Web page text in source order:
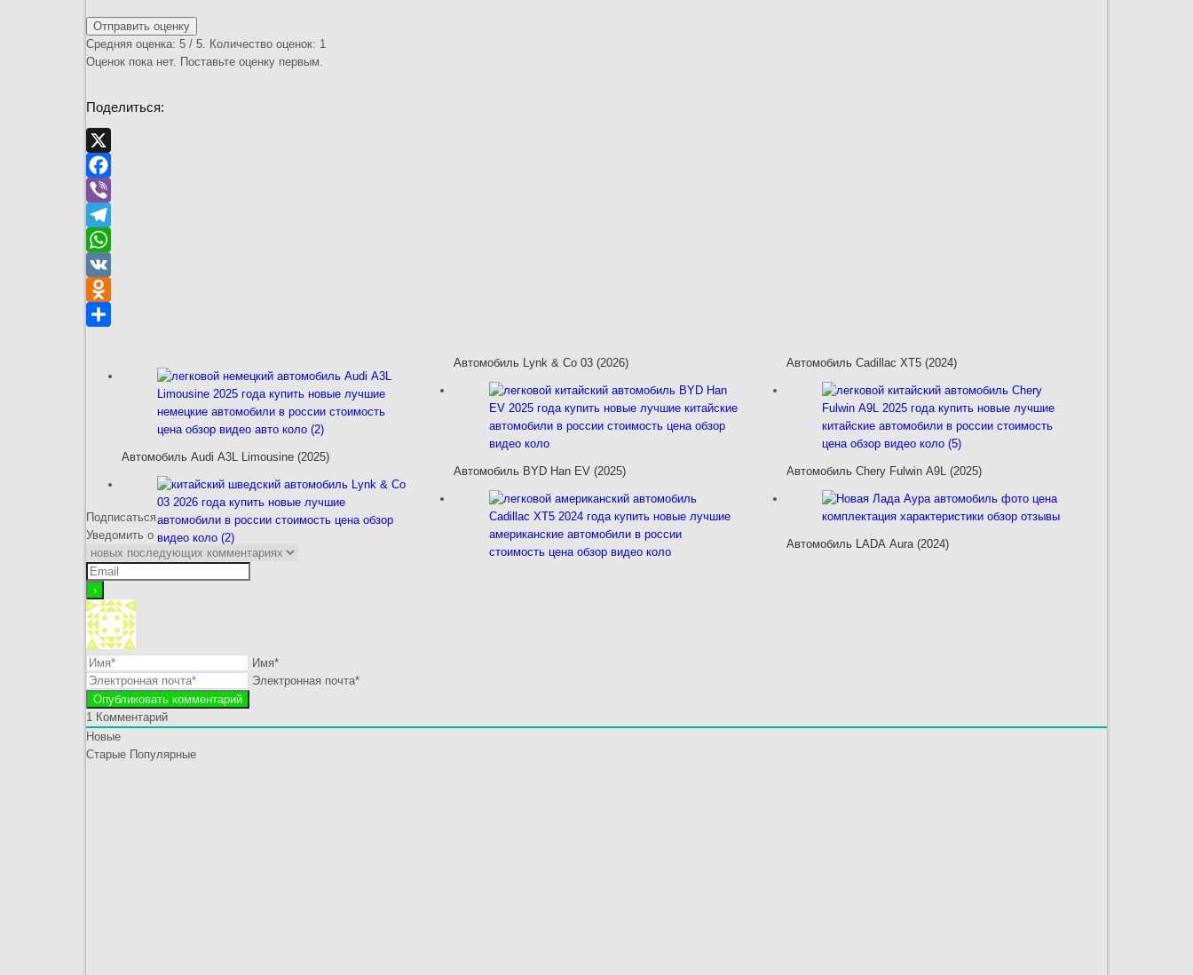
Отправить оценку
Средняя оценка: 5 / 5. Количество оценок: 1
Оценок пока нет. Поставьте оценку первым.
Поделиться:
X
Facebook
Viber
Telegram
WhatsApp
VK
Odnoklassniki
Автомобиль Audi A3L Limousine (2025)
Автомобиль Lynk & Co 03 (2026)
Автомобиль BYD Han EV (2025)
Автомобиль Cadillac XT5 (2024)
Автомобиль Chery Fulwin A9L (2025)
Автомобиль LADA Aura (2024)
Подписаться
Уведомить о
Имя*
Электронная почта*
1 Комментарий
Новые
Старые Популярные